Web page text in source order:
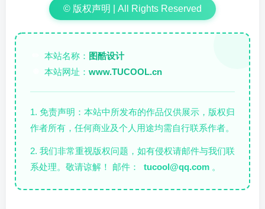
© 版权声明 | All Rights Reserved
本站名称： 图酷设计
本站网址： www.TUCOOL.cn
1. 免责声明：本站中所发布的作品仅供展示，版权归
作者所有，任何商业及个人用途均需自行联系作者。
2. 我们非常重视版权问题，如有侵权请邮件与我们联
系处理。敬请谅解！ 邮件：
tucool@qq.com 。